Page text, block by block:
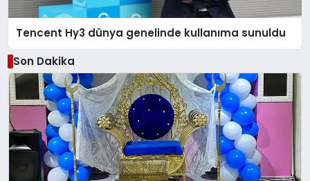
Tencent Hy3 dünya genelinde kullanıma sunuldu
Son Dakika